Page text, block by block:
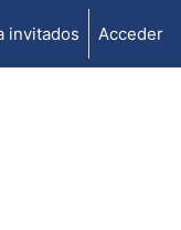
invitados Acceder